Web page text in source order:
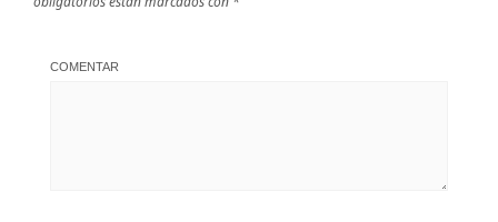
COMENTAR